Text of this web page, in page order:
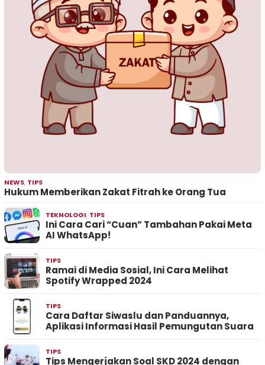
NEWS, TIPS
Hukum Memberikan Zakat Fitrah ke Orang Tua
TEKNOLOGI, TIPS
Ini Cara Cari “Cuan” Tambahan Pakai Meta
AI WhatsApp!
TIPS
Ramai di Media Sosial, Ini Cara Melihat
Spotify Wrapped 2024
TIPS
Cara Daftar Siwaslu dan Panduannya,
Aplikasi Informasi Hasil Pemungutan Suara
TIPS
Tips Mengerjakan Soal SKD 2024 dengan